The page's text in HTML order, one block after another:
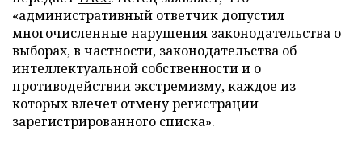
«административный ответчик допустил
многочисленные нарушения законодательства о
выборах, в частности, законодательства об
интеллектуальной собственности и о
противодействии экстремизму, каждое из
которых влечет отмену регистрации
зарегистрированного списка».